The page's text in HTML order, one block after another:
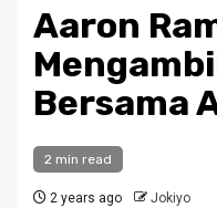
Aaron
Bersama
2 min read
2 years ago Jokiyo